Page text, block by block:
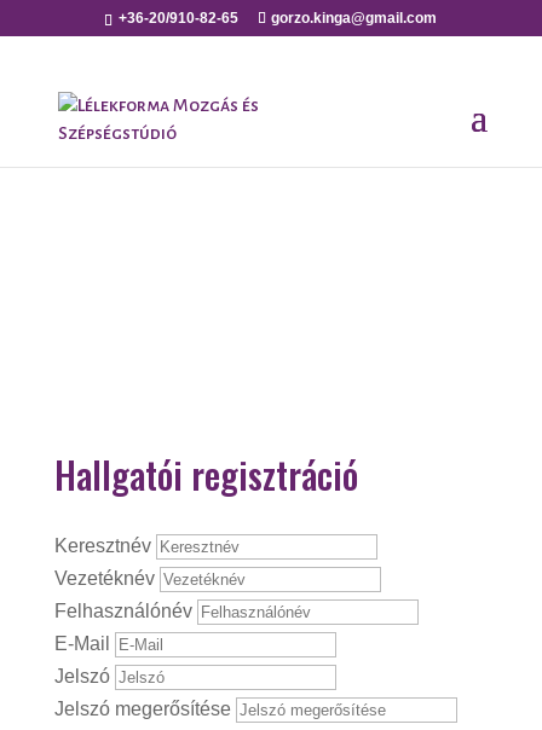
+36-20/910-82-65 gorzo.kinga@gmail.com
Hallgatói regisztráció
Keresztnév
Vezetéknév
Felhasználónév
E-Mail
Jelszó
Jelszó megerősítése